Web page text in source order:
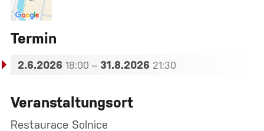
Termin
2.6.2026 18:00 – 31.8.2026 21:30
Veranstaltungsort
Restaurace Solnice